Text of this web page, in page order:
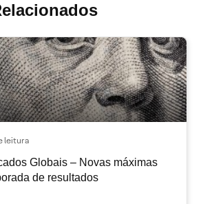
leitura
Globais – Novas máximas
de resultados